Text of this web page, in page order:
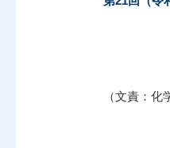
（文責：化